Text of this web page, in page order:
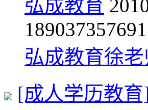
弘成教育
189037357691
弘成教育徐老
[成人学历教育